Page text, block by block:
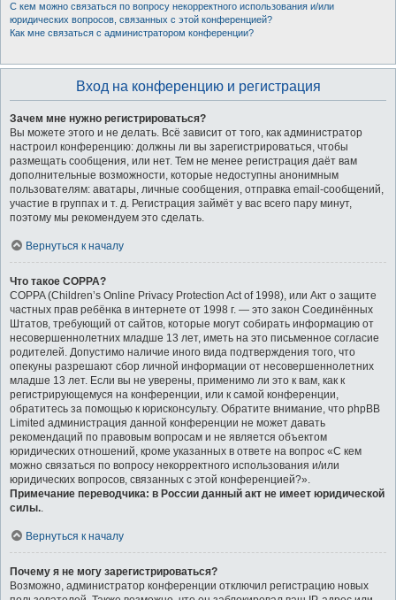
С кем можно связаться по вопросу некорректного использования и/или
юридических вопросов, связанных с этой конференцией?
Как мне связаться с администратором конференции?
Вход на конференцию и регистрация
Зачем мне нужно регистрироваться?
Вы можете этого и не делать. Всё зависит от того, как администратор
настроил конференцию: должны ли вы зарегистрироваться, чтобы
размещать сообщения, или нет. Тем не менее регистрация даёт вам
дополнительные возможности, которые недоступны анонимным
пользователям: аватары, личные сообщения, отправка email-сообщений,
участие в группах и т. д. Регистрация займёт у вас всего пару минут,
поэтому мы рекомендуем это сделать.
Вернуться к началу
Что такое COPPA?
COPPA (Children’s Online Privacy Protection Act of 1998), или Акт о защите
частных прав ребёнка в интернете от 1998 г. — это закон Соединённых
Штатов, требующий от сайтов, которые могут собирать информацию от
несовершеннолетних младше 13 лет, иметь на это письменное согласие
родителей. Допустимо наличие иного вида подтверждения того, что
опекуны разрешают сбор личной информации от несовершеннолетних
младше 13 лет. Если вы не уверены, применимо ли это к вам, как к
регистрирующемуся на конференции, или к самой конференции,
обратитесь за помощью к юрисконсульту. Обратите внимание, что phpBB
Limited администрация данной конференции не может давать
рекомендаций по правовым вопросам и не является объектом
юридических отношений, кроме указанных в ответе на вопрос «С кем
можно связаться по вопросу некорректного использования и/или
юридических вопросов, связанных с этой конференцией?».
Примечание переводчика: в России данный акт не имеет юридической
силы..
Вернуться к началу
Почему я не могу зарегистрироваться?
Возможно, администратор конференции отключил регистрацию новых